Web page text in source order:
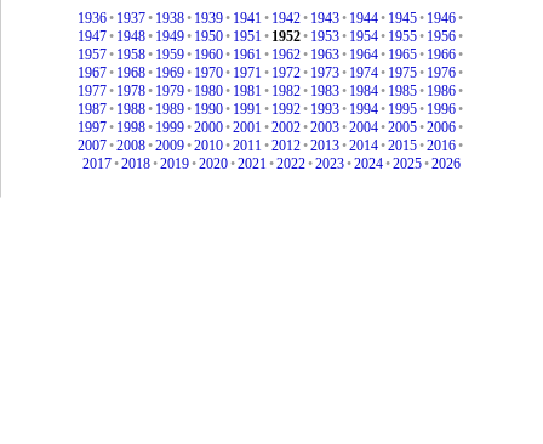
1936• 1937• 1938• 1939• 1941• 1942• 1943• 1944• 1945• 1946•
1947• 1948• 1949• 1950• 1951• 1952• 1953• 1954• 1955• 1956•
1957• 1958• 1959• 1960• 1961• 1962• 1963• 1964• 1965• 1966•
1967• 1968• 1969• 1970• 1971• 1972• 1973• 1974• 1975• 1976•
1977• 1978• 1979• 1980• 1981• 1982• 1983• 1984• 1985• 1986•
1987• 1988• 1989• 1990• 1991• 1992• 1993• 1994• 1995• 1996•
1997• 1998• 1999•2000•2001•2002•2003•2004•2005•2006•
2007•2008•2009•2010•2011•2012•2013•2014•2015•2016•
2017•2018•2019•2020•2021•2022•2023•2024•2025•2026